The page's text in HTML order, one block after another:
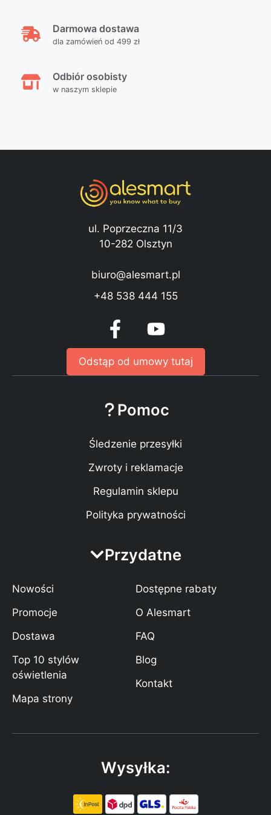
Darmowa dostawa
dla zamówień od 499 zł
Odbiór osobisty
w naszym sklepie
ul. Poprzeczna 11/3
10-282 Olsztyn
biuro@alesmart.pl
+48 538 444 155
Odstąp od umowy tutaj
Pomoc
Śledzenie przesyłki
Zwroty i reklamacje
Regulamin sklepu
Polityka prywatności
Przydatne
Nowości
Promocje
Dostawa
Top 10 stylów
oświetlenia
Mapa strony
Dostępne rabaty
O Alesmart
FAQ
Blog
Kontakt
Wysyłka: